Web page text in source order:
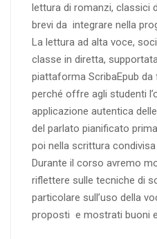
lettura di romanzi, classici
brevi da integrare nella
La lettura ad alta voce,
classe in diretta,
piattaforma ScribaEpub
perché offre agli studenti
applicazione autentica
del parlato pianificato
poi nella scrittura
Durante il corso avremo
riflettere sulle tecniche di
particolare sull’uso della
proposti e mostrati buoni